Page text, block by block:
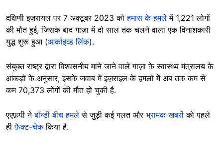
दक्षिणी इज़रायल पर 7 अक्टूबर 2023 कोहमास के हमले में 1,221 लोगों
की मौत हुई, जिसके बाद गाज़ा में दो साल तक चलने वाला एक विनाशकारी
युद्ध शुरू हुआ (आर्काइव्ड लिंक).
संयुक्त राष्ट्र द्वारा विश्वसनीय माने जाने वाले गाज़ा के स्वास्थ्य मंत्रालय के
आंकड़ों के अनुसार, इसके जवाब में इज़राइल के हमलों में अब तक कम से
कम 70,373 लोगों की मौत हो चुकी है.
एएफ़पी नेबॉन्डी बीच हमले से जुड़ी कई गलत और भ्रामक खबरों को पहले
हीफ़ैक्ट-चेककिया है.